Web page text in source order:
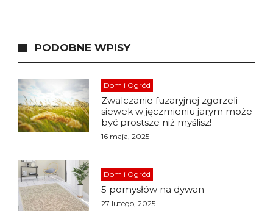
PODOBNE WPISY
Dom i Ogród
Zwalczanie fuzaryjnej zgorzeli
siewek w jęczmieniu jarym może
być prostsze niż myślisz!
16 maja, 2025
Dom i Ogród
5 pomysłów na dywan
27 lutego, 2025